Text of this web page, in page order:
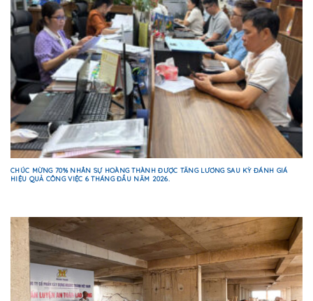
CHÚC MỪNG 70% NHÂN SỰ HOÀNG THÀNH ĐƯỢC TĂNG LƯƠNG SAU KỲ ĐÁNH GIÁ
HIỆU QUẢ CÔNG VIỆC 6 THÁNG ĐẦU NĂM 2026.